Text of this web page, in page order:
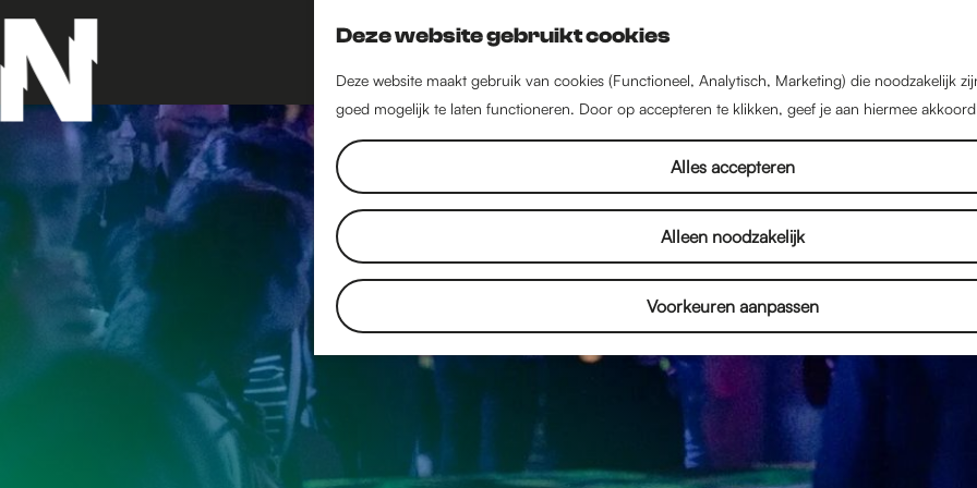
Deze website gebruikt cookies
Deze website maakt gebruik van cookies (Functioneel, Analytisch, Marketing) die noodzakelijk
goed mogelijk te laten functioneren. Door op accepteren te klikken, geef je aan hiermee
Alles accepteren
Alleen noodzakelijk
Voorkeuren aanpassen